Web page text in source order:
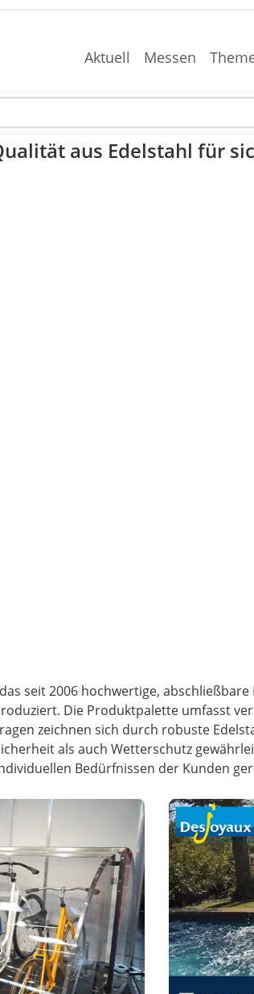
Aktuell Messen
aus Edelstahl für
seit 2006 hochwertige,
Die Produktpalette umfasst
zeichnen sich durch robuste
als auch Wetterschutz
Bedürfnissen der Kunden